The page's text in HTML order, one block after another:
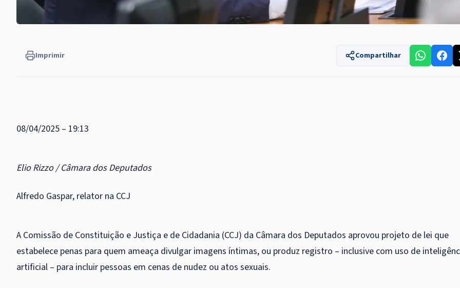
Imprimir Compartilhar
08/04/2025 – 19:13
Elio Rizzo / Câmara dos Deputados
Alfredo Gaspar, relator na CCJ
A Comissão de Constituição e Justiça e de Cidadania (CCJ) da Câmara dos Deputados aprovou projeto de lei que
estabelece penas para quem ameaça divulgar imagens íntimas, ou produz registro – inclusive com uso de
artificial – para incluir pessoas em cenas de nudez ou atos sexuais.